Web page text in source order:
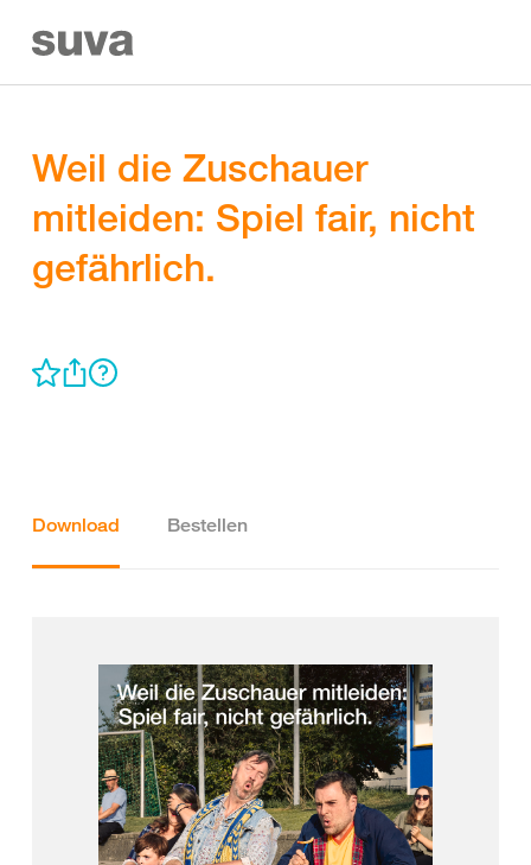
Weil die Zuschauer
mitleiden: Spiel fair, nicht
gefährlich.
Download Bestellen